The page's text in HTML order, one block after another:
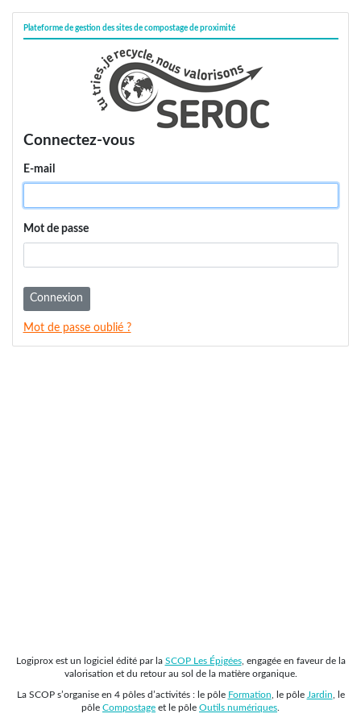
Plateforme de gestion des sites de compostage de proximité
Connectez-vous
E-mail
Mot de passe
Connexion
Mot de passe oublié ?
Logiprox est un logiciel édité par la SCOP Les Épigées, engagée en faveur de la
valorisation et du retour au sol de la matière organique.
La SCOP s’organise en 4 pôles d’activités : le pôle Formation , le pôle Jardin , le
pôle Compostage et le pôle Outils numériques